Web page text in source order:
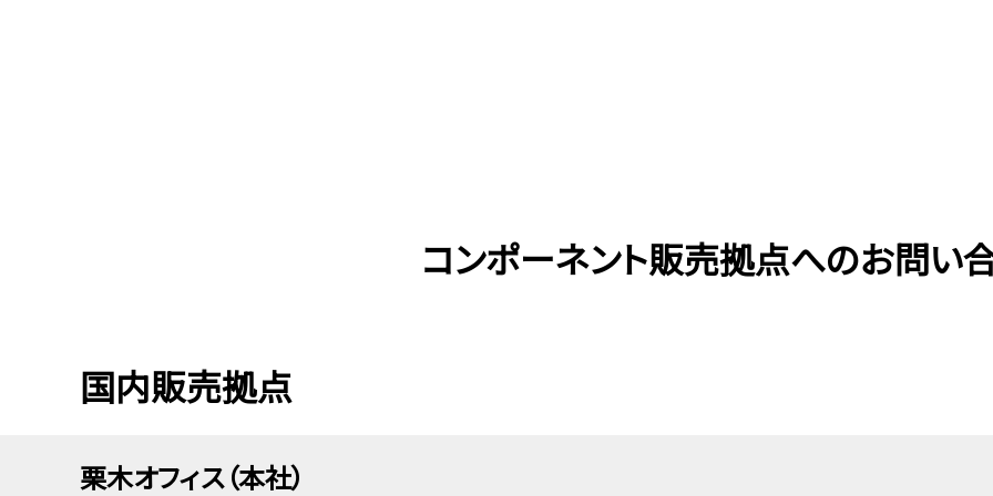
コンポーネント販売拠点へのお問い
国内販売拠点
栗木オフィス（本社）